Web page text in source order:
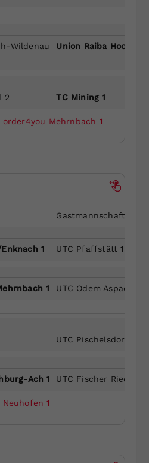
Wildenau
Union Raiba
2 TC Mining 1
order4you Mehrnbach 1
Gastmannschaft
1 UTC Pfaffstätt 1
1 UTC Odem Aspach-
UTC Pischelsdorf 1
Ach 1 UTC Fischer Ried 2
Neuhofen 1